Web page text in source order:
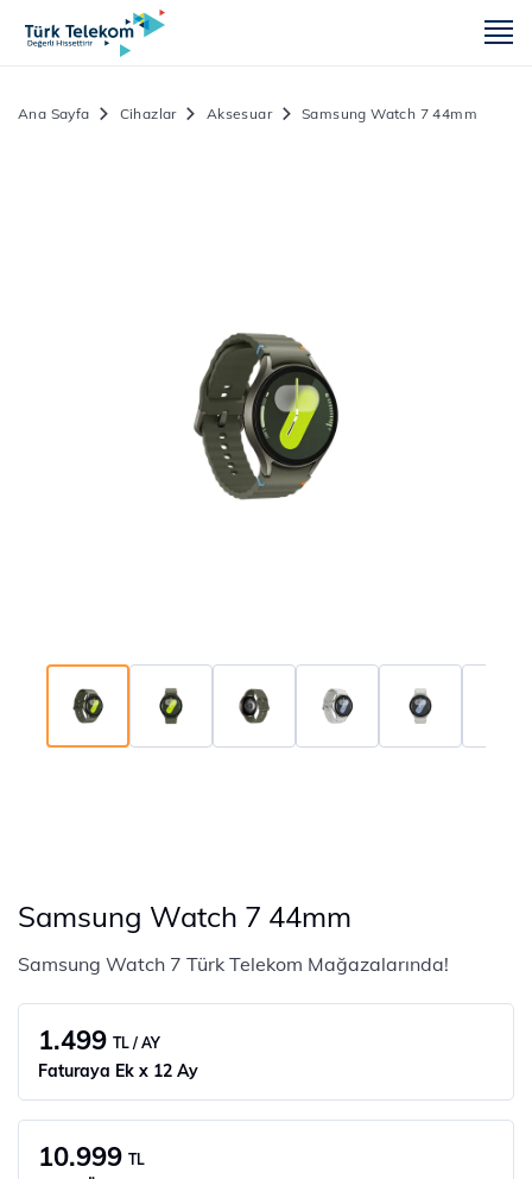
Ana Sayfa Cihazlar Aksesuar Samsung Watch 7 44mm
Samsung Watch 7 44mm
Samsung Watch 7 Türk Telekom Mağazalarında!
1.499 TL / AY
Faturaya Ek x 12 Ay
10.999 TL